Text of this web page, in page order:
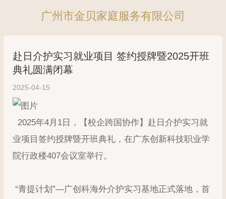
广州市金贝家庭服务有限公司
赴日介护实习就业项目 签约授牌暨2025开班
典礼圆满闭幕
2025-04-15
2025年4月1日，【校企跨国协作】赴日介护实习就
业项目签约授牌暨开班典礼，在广东创新科技职业学
院行政楼407会议室举行。
“青提计划”—广创科海外介护实习基地正式落地，首